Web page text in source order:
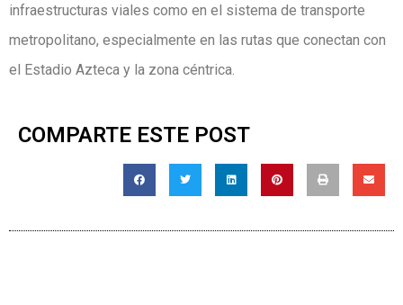
infraestructuras viales como en el sistema de transporte
metropolitano, especialmente en las rutas que conectan con
el Estadio Azteca y la zona céntrica.
COMPARTE ESTE POST